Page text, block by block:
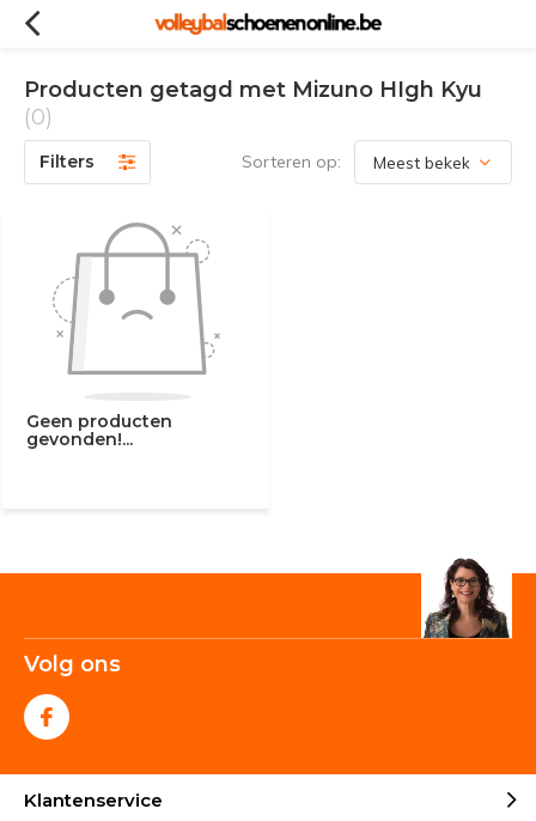
Producten getagd met Mizuno HIgh Kyu
(0)
Filters Sorteren op:
Geen producten
gevonden!...
Volg ons
Klantenservice